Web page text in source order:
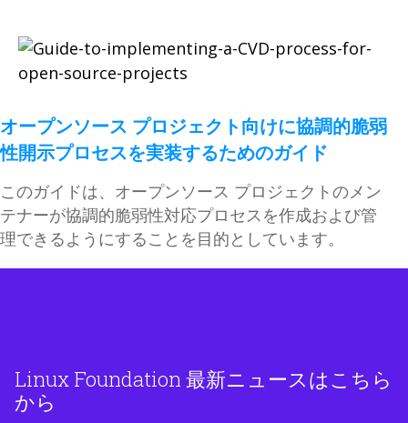
オープンソース プロジェクト向けに協調的脆弱
性開示プロセスを実装するためのガイド
このガイドは、オープンソース プロジェクトのメン
テナーが協調的脆弱性対応プロセスを作成および管
理できるようにすることを目的としています。
Linux Foundation 最新ニュースはこちら
から